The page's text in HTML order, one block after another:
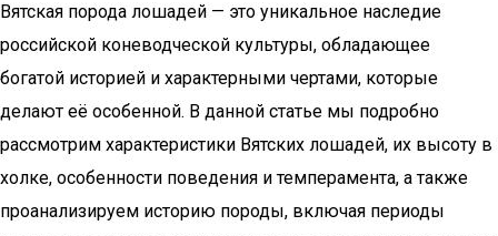
Вятская порода лошадей — это уникальное наследие
российской коневодческой культуры, обладающее
богатой историей и характерными чертами, которые
делают её особенной. В данной статье мы подробно
рассмотрим характеристики Вятских лошадей, их высоту в
холке, особенности поведения и темперамента, а также
проанализируем историю породы, включая периоды